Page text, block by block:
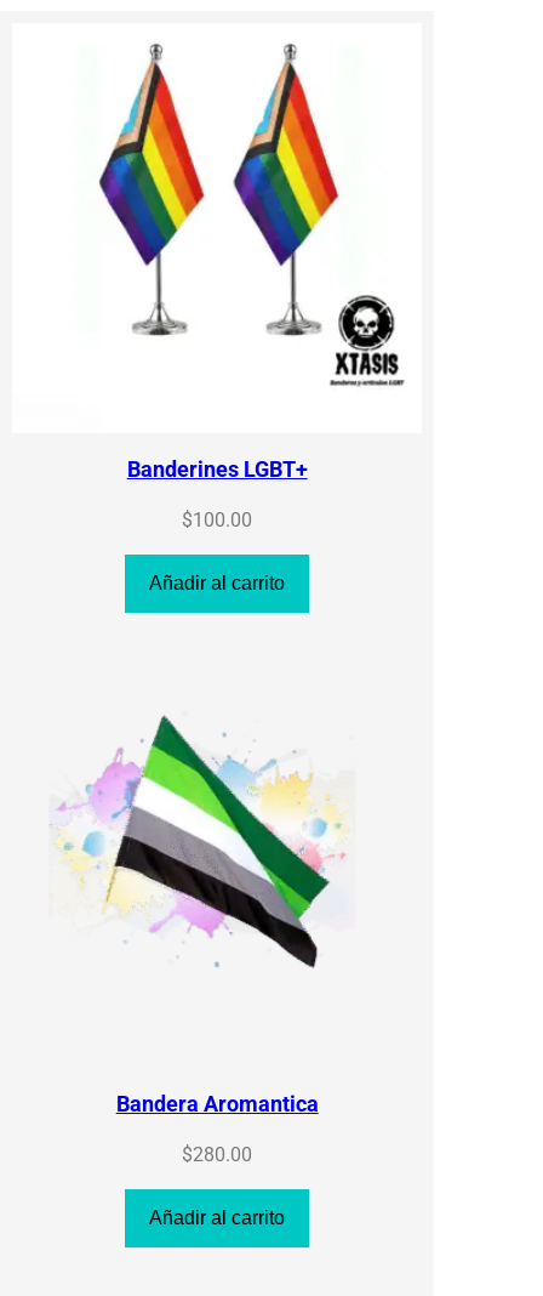
Banderines LGBT+
$100.00
Añadir al carrito
Bandera Aromantica
$280.00
Añadir al carrito